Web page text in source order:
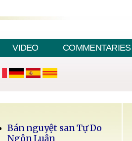
VIDEO COMMENTARIES
Bán nguyệt san Tự Do
Ngôn Luận